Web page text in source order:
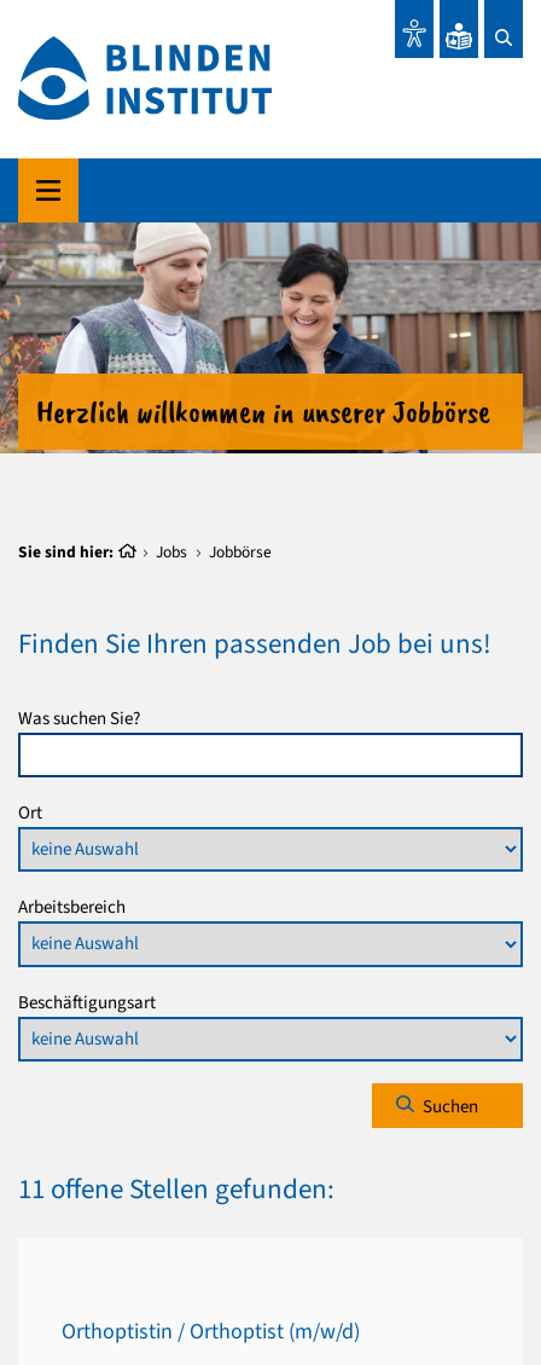
Herzlich willkommen in unserer Jobbörse
Sie sind hier: Jobs Jobbörse
Finden Sie Ihren passenden Job bei uns!
Was suchen Sie?
Ort
Arbeitsbereich
Beschäftigungsart
Suchen
11 offene Stellen gefunden:
Orthoptistin / Orthoptist (m/w/d)